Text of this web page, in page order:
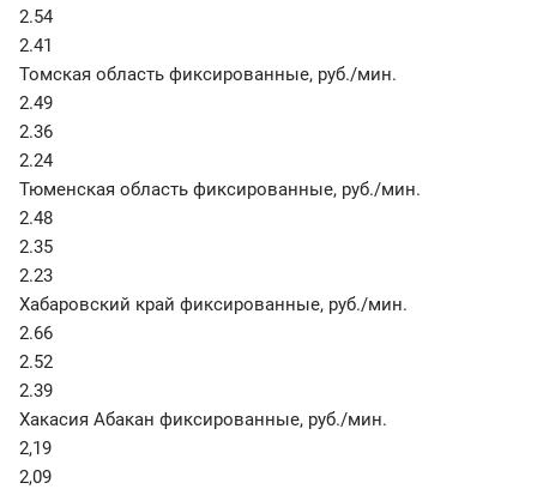
2.54
2.41
Томская область фиксированные, руб./мин.
2.49
2.36
2.24
Тюменская область фиксированные, руб./мин.
2.48
2.35
2.23
Хабаровский край фиксированные, руб./мин.
2.66
2.52
2.39
Хакасия Абакан фиксированные, руб./мин.
2,19
2,09